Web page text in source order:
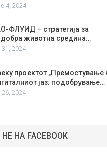
4, 2024
ФЛУИД – стратегија за
животна средина…
31, 2024
проектот „Премостување
јаз: подобрување…
26, 2024
НА FACEBOOK